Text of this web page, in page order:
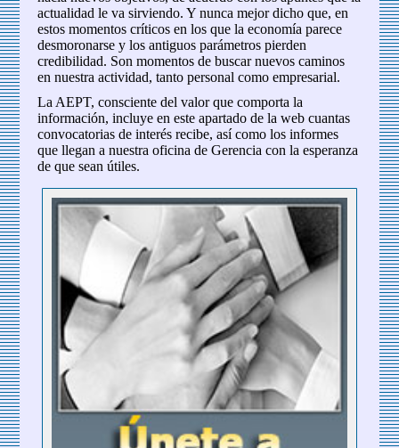
actualidad le va sirviendo. Y nunca mejor dicho que, en
estos momentos críticos en los que la economía parece
desmoronarse y los antiguos parámetros pierden
credibilidad. Son momentos de buscar nuevos caminos
en nuestra actividad, tanto personal como empresarial.
La AEPT, consciente del valor que comporta la
información, incluye en este apartado de la web cuantas
convocatorias de interés recibe, así como los informes
que llegan a nuestra oficina de Gerencia con la esperanza
de que sean útiles.